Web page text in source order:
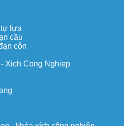
tự lựa
cầu
côn
Xich Cong Nghiep